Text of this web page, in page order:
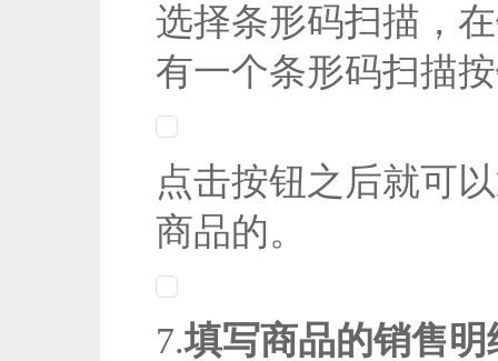
选择条形码扫描，
有一个条形码扫描
点击按钮之后就可
商品的。
7.填写商品的销售明